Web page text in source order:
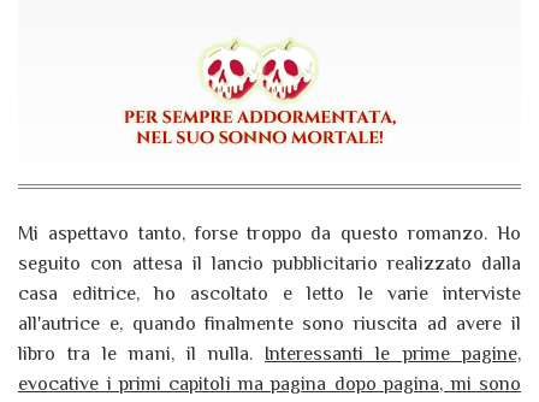
Mi aspettavo tanto, forse troppo da questo romanzo. Ho
seguito con attesa il lancio pubblicitario realizzato dalla
casa editrice, ho ascoltato e letto le varie interviste
all'autrice e, quando finalmente sono riuscita ad avere il
libro tra le mani, il nulla. Interessanti le prime pagine,
evocative i primi capitoli ma pagina dopo pagina, mi sono